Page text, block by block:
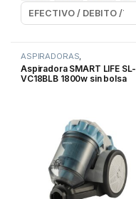
ASPIRADORAS
ELECTRODOMESTICOS,
LIMPIEZA y ROPA
Aspiradora SMART LIFE SL-
VC18BLB 1800w sin bolsa